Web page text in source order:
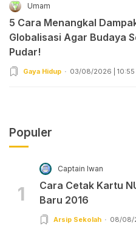
Umam
5 Cara Menangkal
Globalisasi Agar Budaya
Pudar!
Gaya Hidup 03/08/2026 | 10:55
Populer
1
Captain Iwan
Cara Cetak Kartu
Baru 2016
Arsip Sekolah 08/08/